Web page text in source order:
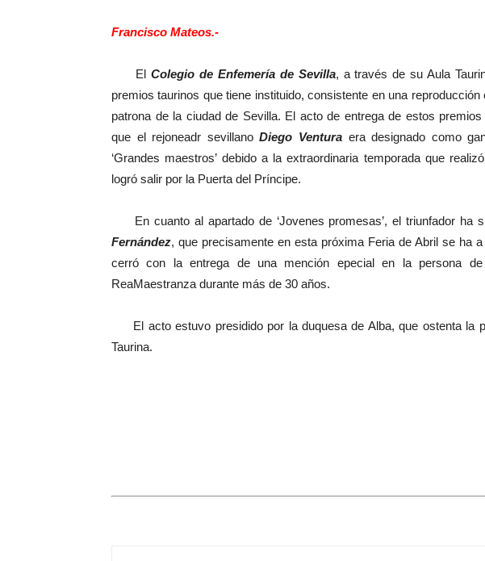
Francisco Mateos.-
El Colegio de Enfemería de Sevilla, a través de su Aula
premios taurinos que tiene instituido, consistente en una reproducción
patrona de la ciudad de Sevilla. El acto de entrega de estos
que el rejoneadr sevillanoDiego Ventura era designado como
‘Grandes maestros’ debido a la extraordinaria temporada que
logró salir por la Puerta del Príncipe.
En cuanto al apartado de ‘Jovenes promesas’, el triunfador ha
Fernández, que precisamente en esta próxima Feria de Abril se ha
cerró con la entrega de una mención epecial en la persona de
ReaMaestranza durante más de 30 años.
El acto estuvo presidido por la duquesa de Alba, que ostenta la
Taurina.